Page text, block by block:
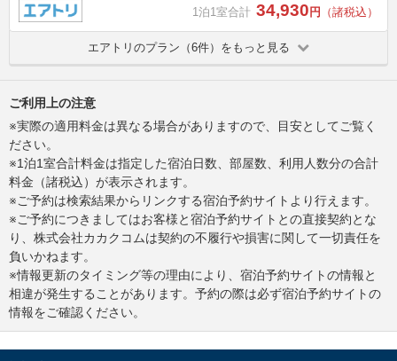
1泊1室合計 34,930 円 （諸税込）
エアトリのプラン（6件）をもっと見る
ご利用上の注意
※実際の適用料金は異なる場合がありますので、目安としてご覧く
ださい。
※1泊1室合計料金は指定した宿泊日数、部屋数、利用人数分の合計
料金（諸税込）が表示されます。
※ご予約は検索結果からリンクする宿泊予約サイトより行えます。
※ご予約につきましてはお客様と宿泊予約サイトとの直接契約とな
り、株式会社カカクコムは契約の不履行や損害に関して一切責任を
負いかねます。
※情報更新のタイミング等の理由により、宿泊予約サイトの情報と
相違が発生することがあります。予約の際は必ず宿泊予約サイトの
情報をご確認ください。